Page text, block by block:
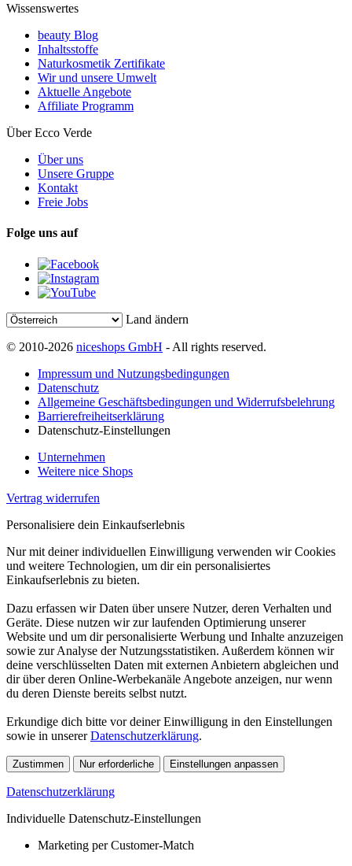
Wissenswertes
beauty Blog
Inhaltsstoffe
Naturkosmetik Zertifikate
Wir und unsere Umwelt
Aktuelle Angebote
Affiliate Programm
Über Ecco Verde
Über uns
Unsere Gruppe
Kontakt
Freie Jobs
Folge uns auf
Land ändern
© 2010-2026 niceshops GmbH - All rights reserved.
Impressum und Nutzungsbedingungen
Datenschutz
Allgemeine Geschäftsbedingungen und Widerrufsbelehrung
Barrierefreiheitserklärung
Datenschutz-Einstellungen
Unternehmen
Weitere nice Shops
Vertrag widerrufen
Personalisiere dein Einkaufserlebnis
Nur mit deiner individuellen Einwilligung verwenden wir Cookies
und weitere Technologien, um dir ein personalisiertes
Einkaufserlebnis zu bieten.
Dazu erfassen wir Daten über unsere Nutzer, deren Verhalten und
Geräte. Diese nutzen wir zur laufenden Optimierung unserer
Website und um dir personalisierte Werbung und Inhalte anzuzeigen
sowie zur Analyse der Nutzungsstatistiken. Außerdem können wir
deine verschlüsselten Daten mit externen Anbietern abgleichen und
dir über deren Online-Werbekanäle Angebote anzeigen, nur wenn
du deren Dienste bereits selbst nutzt.
Erkundige dich bitte vor deiner Einwilligung in den Einstellungen
sowie in unsererDatenschutzerklärung.
Zustimmen Nur erforderliche Einstellungen anpassen
Datenschutzerklärung
Individuelle Datenschutz-Einstellungen
Marketing per Customer-Match